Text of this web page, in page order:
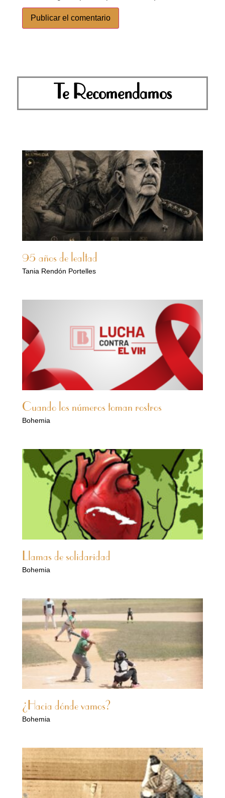
Te Recomendamos
95 años de lealtad
Tania Rendón Portelles
Cuando los números toman rostros
Bohemia
Llamas de solidaridad
Bohemia
¿Hacia dónde vamos?
Bohemia